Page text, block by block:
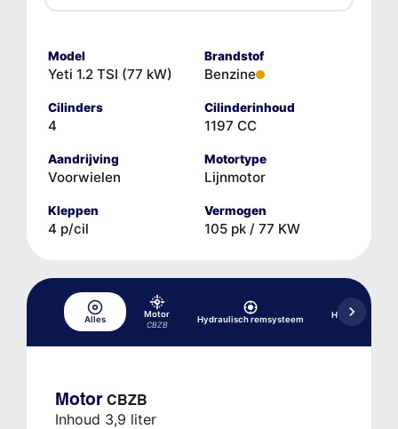
Model
Yeti 1.2 TSI (77 kW)
Brandstof
Benzine
Cilinders
4
Cilinderinhoud
1197 CC
Aandrijving
Voorwielen
Motortype
Lijnmotor
Kleppen
4 p/cil
Vermogen
105 pk / 77 KW
Alles
Motor
CBZB
Hydraulisch remsysteem
Hydraulische
Motor CBZB
Inhoud 3,9 liter